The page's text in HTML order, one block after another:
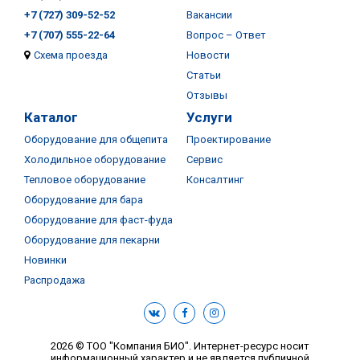
+7 (727) 309-52-52
+7 (707) 555-22-64
Схема проезда
Вакансии
Вопрос – Ответ
Новости
Статьи
Отзывы
Каталог
Оборудование для общепита
Холодильное оборудование
Тепловое оборудование
Оборудование для бара
Оборудование для фаст-фуда
Оборудование для пекарни
Новинки
Распродажа
Услуги
Проектирование
Сервис
Консалтинг
2026 © ТОО "Компания БИО". Интернет-ресурс носит
информационный характер и не является публичной